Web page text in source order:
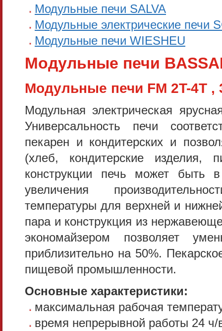
Модульные печи SALVA
Модульные электрические печи
Модульные печи WIESHEU
Модульные печи
Модульные печи FM 2T-4T ,
Модульная электрическая
Универсальность печи
пекарен и кондитерских и
(хлеб, кондитерские
конструкции печь может быть
увеличения
температуры для верхней и
пара и конструкция из
экономайзером позволяет
приблизительно на 50%.
пищевой промышленности.
Основные характеристики:
максимальная рабочая
время непрерывной работы 24 ч/